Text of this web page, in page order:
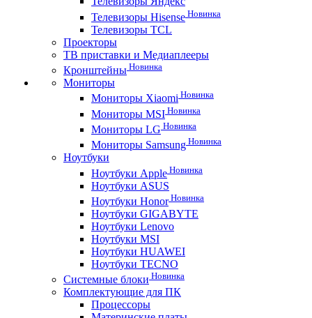
Телевизоры Hisense Новинка
Телевизоры TCL
Проекторы
ТВ приставки и Медиаплееры
Кронштейны Новинка
Мониторы
Мониторы Xiaomi Новинка
Мониторы MSI Новинка
Мониторы LG Новинка
Мониторы Samsung Новинка
Ноутбуки
Ноутбуки Apple Новинка
Ноутбуки ASUS
Ноутбуки HonorНовинка
Ноутбуки GIGABYTE
Ноутбуки Lenovo
Ноутбуки MSI
Ноутбуки HUAWEI
Ноутбуки TECNO
Системные блоки Новинка
Комплектующие для ПК
Процессоры